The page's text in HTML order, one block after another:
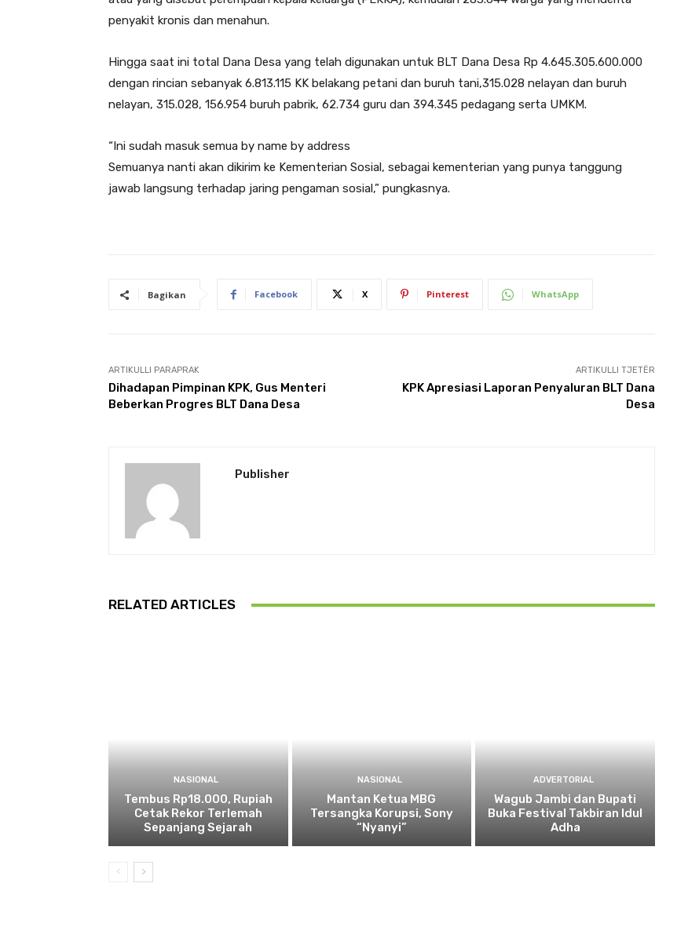
penyakit kronis dan menahun.
Hingga saat ini total Dana Desa yang telah digunakan untuk BLT Dana Desa Rp 4.645.305.600.000
dengan rincian sebanyak 6.813.115 KK belakang petani dan buruh tani,315.028 nelayan dan buruh
nelayan, 315.028, 156.954 buruh pabrik, 62.734 guru dan 394.345 pedagang serta UMKM.
“Ini sudah masuk semua by name by address
Semuanya nanti akan dikirim ke Kementerian Sosial, sebagai kementerian yang punya tanggung
jawab langsung terhadap jaring pengaman sosial,” pungkasnya.
Bagikan Facebook X Pinterest WhatsApp
ARTIKULLI PARAPRAK
Dihadapan Pimpinan KPK, Gus Menteri
Beberkan Progres BLT Dana Desa
ARTIKULLI TJETËR
KPK Apresiasi Laporan Penyaluran BLT Dana
Desa
Publisher
RELATED ARTICLES
NASIONAL
Tembus Rp18.000, Rupiah
Cetak Rekor Terlemah
Sepanjang Sejarah
NASIONAL
Mantan Ketua MBG
Tersangka Korupsi, Sony
“Nyanyi”
ADVERTORIAL
Wagub Jambi dan Bupati
Buka Festival Takbiran Idul
Adha